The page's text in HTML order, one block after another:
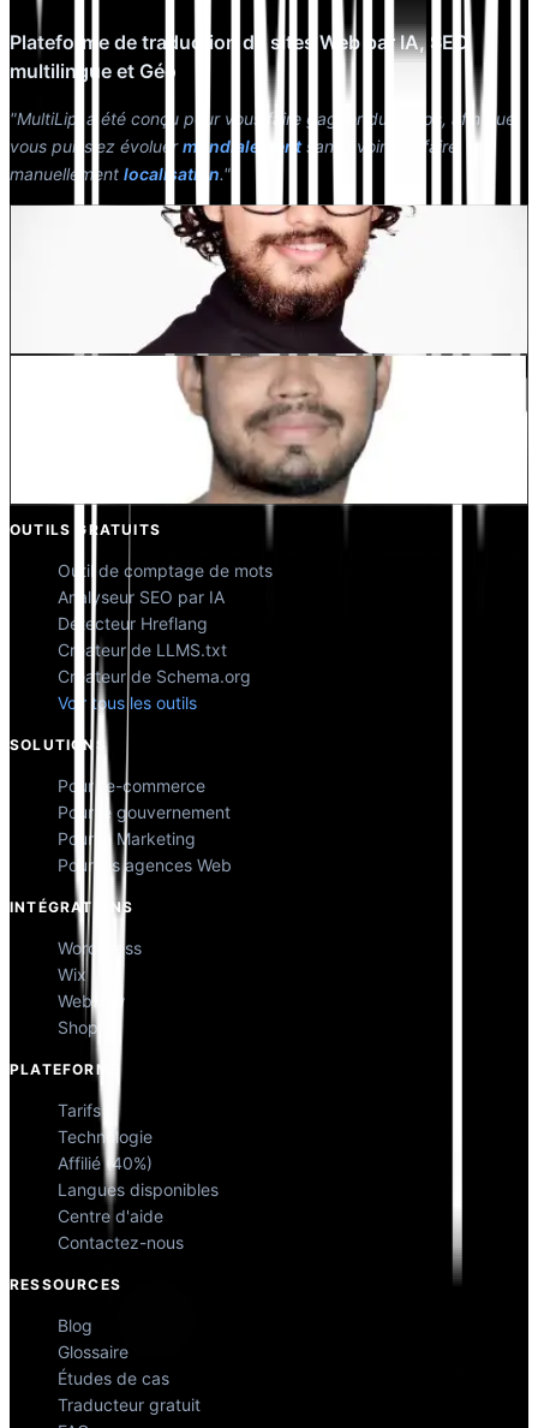
Plateforme de traduction de sites Web par IA, SEO
multilingue et Géo
"MultiLipi a été conçu pour vous faire gagner du temps, afin que
vous puissiez évoluermondialementsans avoir à le faire
manuellement localisation."
Co-fondateur @MultiLipi
Kunal Singh Shekhawat
OUTILS GRATUITS
Outil de comptage de mots
Analyseur SEO par IA
Détecteur Hreflang
Créateur de LLMS.txt
Créateur de Schema.org
Voir tous les outils
SOLUTIONS
Pour l'e-commerce
Pour le gouvernement
Pour le Marketing
Pour les agences Web
INTÉGRATIONS
WordPress
Wix
Webflow
Shopify
PLATEFORME
Tarifs
Technologie
Affilié (40%)
Langues disponibles
Centre d'aide
Contactez-nous
RESSOURCES
Blog
Glossaire
Études de cas
Traducteur gratuit